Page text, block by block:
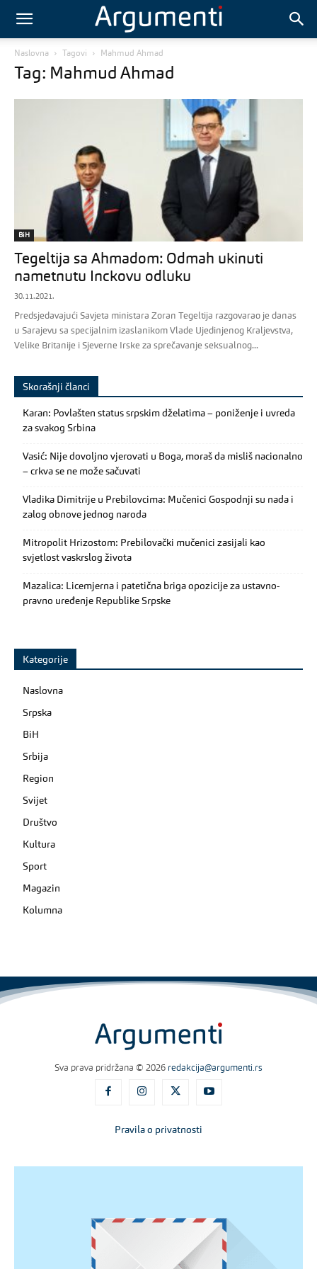
Naslovna Tagovi Mahmud Ahmad
Tag: Mahmud Ahmad
BiH
Tegeltija sa Ahmadom: Odmah ukinuti
nametnutu Inckovu odluku
30.11.2021.
Predsjedavajući Savjeta ministara Zoran Tegeltija razgovarao je danas
u Sarajevu sa specijalnim izaslanikom Vlade Ujedinjenog Kraljevstva,
Velike Britanije i Sjeverne Irske za sprečavanje seksualnog...
Skorašnji članci
Karan: Povlašten status srpskim dželatima – poniženje i uvreda
za svakog Srbina
Vasić: Nije dovoljno vjerovati u Boga, moraš da misliš nacionalno
– crkva se ne može sačuvati
Vladika Dimitrije u Prebilovcima: Mučenici Gospodnji su nada i
zalog obnove jednog naroda
Mitropolit Hrizostom: Prebilovački mučenici zasijali kao
svjetlost vaskrslog života
Mazalica: Licemjerna i patetična briga opozicije za ustavno-
pravno uređenje Republike Srpske
Kategorije
Naslovna
Srpska
BiH
Srbija
Region
Svijet
Društvo
Kultura
Sport
Magazin
Kolumna
Sva prava pridržana © 2026 redakcija@argumenti.rs
Pravila o privatnosti